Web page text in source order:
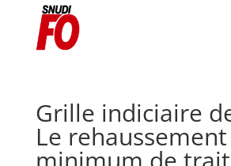
Grille indiciaire
Le